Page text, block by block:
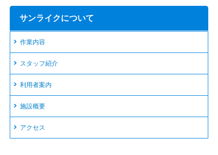
サンライクについて
作業内容
スタッフ紹介
利用者案内
施設概要
アクセス